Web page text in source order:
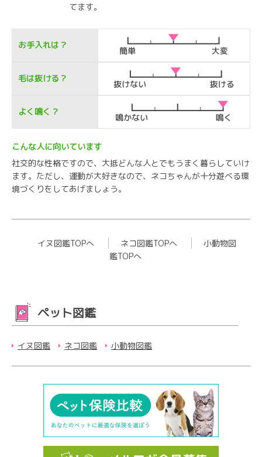
てます。
お手入れは？
毛は抜ける？
よく鳴く？
こんな人に向いています
社交的な性格ですので、大抵どんな人とでもうまく暮らしていけ
ます。ただし、運動が大好きなので、ネコちゃんが十分遊べる環
境づくりをしてあげましょう。
イヌ図鑑TOPへ ネコ図鑑TOPへ
小動物図
鑑TOPへ
ペット図鑑
イヌ図鑑 ネコ図鑑 小動物図鑑